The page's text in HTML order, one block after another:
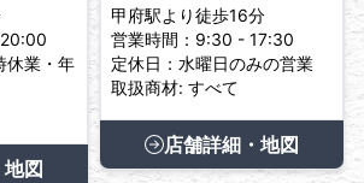
休業・年
地図
甲府駅より徒歩16分
営業時間：9:30 - 17:30
定休日：水曜日のみの営業
取扱商材: すべて
店舗詳細・地図